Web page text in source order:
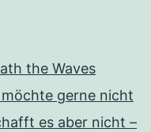
the Waves
gerne nicht
es aber nicht –